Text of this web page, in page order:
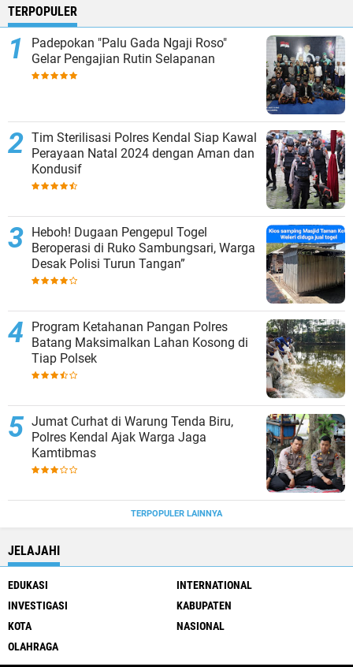
TERPOPULER
Padepokan "Palu Gada Ngaji Roso"
Gelar Pengajian Rutin Selapanan
Tim Sterilisasi Polres Kendal Siap Kawal
Perayaan Natal 2024 dengan Aman dan
Kondusif
Heboh! Dugaan Pengepul Togel
Beroperasi di Ruko Sambungsari, Warga
Desak Polisi Turun Tangan”
Program Ketahanan Pangan Polres
Batang Maksimalkan Lahan Kosong di
Tiap Polsek
Jumat Curhat di Warung Tenda Biru,
Polres Kendal Ajak Warga Jaga
Kamtibmas
TERPOPULER LAINNYA
JELAJAHI
EDUKASI
INTERNATIONAL
INVESTIGASI
KABUPATEN
KOTA
NASIONAL
OLAHRAGA